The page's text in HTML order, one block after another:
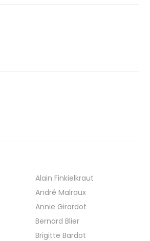
Alain Finkielkraut
André Malraux
Annie Girardot
Bernard Blier
Brigitte Bardot